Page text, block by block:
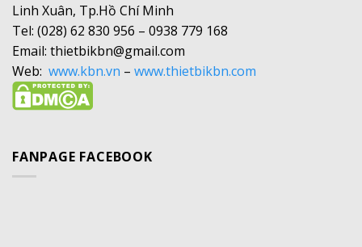
Linh Xuân, Tp.Hồ Chí Minh
Tel: (028) 62 830 956 – 0938 779 168
Email: thietbikbn@gmail.com
Web: www.kbn.vn – www.thietbikbn.com
FANPAGE FACEBOOK